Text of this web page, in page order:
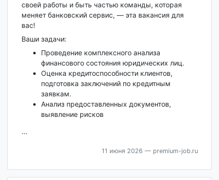
своей работы и быть частью команды, которая
меняет банковский сервис, — эта вакансия для
вас!
Ваши задачи:
Проведение комплексного анализа
финансового состояния юридических лиц.
Оценка кредитоспособности клиентов,
подготовка заключений по кредитным
заявкам.
Анализ предоставленных документов,
выявление рисков
...
11 июня 2026 — premium-job.ru